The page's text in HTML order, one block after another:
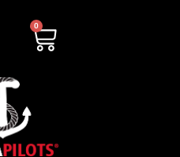
0